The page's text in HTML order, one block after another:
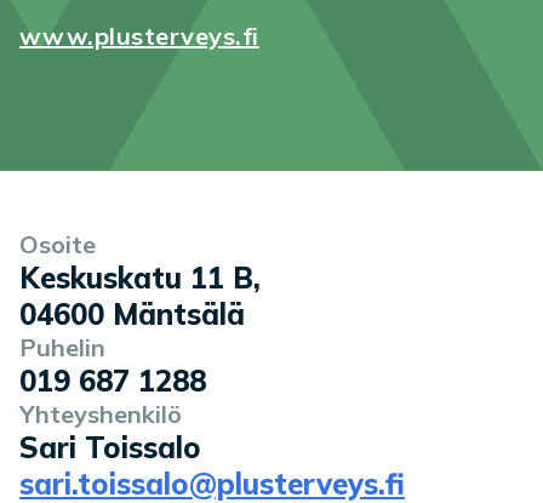
www.plusterveys.fi
Yrityksen tiedot
Osoite
Keskuskatu 11 B,
04600 Mäntsälä
Puhelin
019 687 1288
Yhteyshenkilö
Sari Toissalo
sari.toissalo@plusterveys.fi
Palvelukuvaus